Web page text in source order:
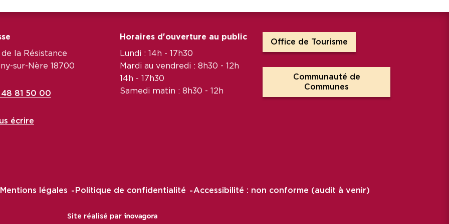
de la Résistance
sur-Nère 18700
81 50 00
écrire
Horaires d'ouverture au public
Lundi : 14h - 17h30
Mardi au vendredi : 8h30 - 12h
14h - 17h30
Samedi matin : 8h30 - 12h
Office de Tourisme
Communauté de
Communes
Mentions légales Politique de confidentialité Accessibilité : non conforme (audit à venir)
Site réalisé parInovagora (ouverture dans un nouvel onglet)